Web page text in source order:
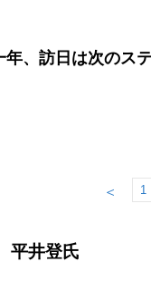
、訪日は次のス
＜ 1
平井登氏